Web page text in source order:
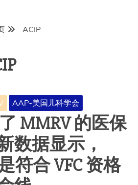
ACIP
AAP-美国儿科学会
MMRV 的医保
数据显示，
符合 VFC 资格